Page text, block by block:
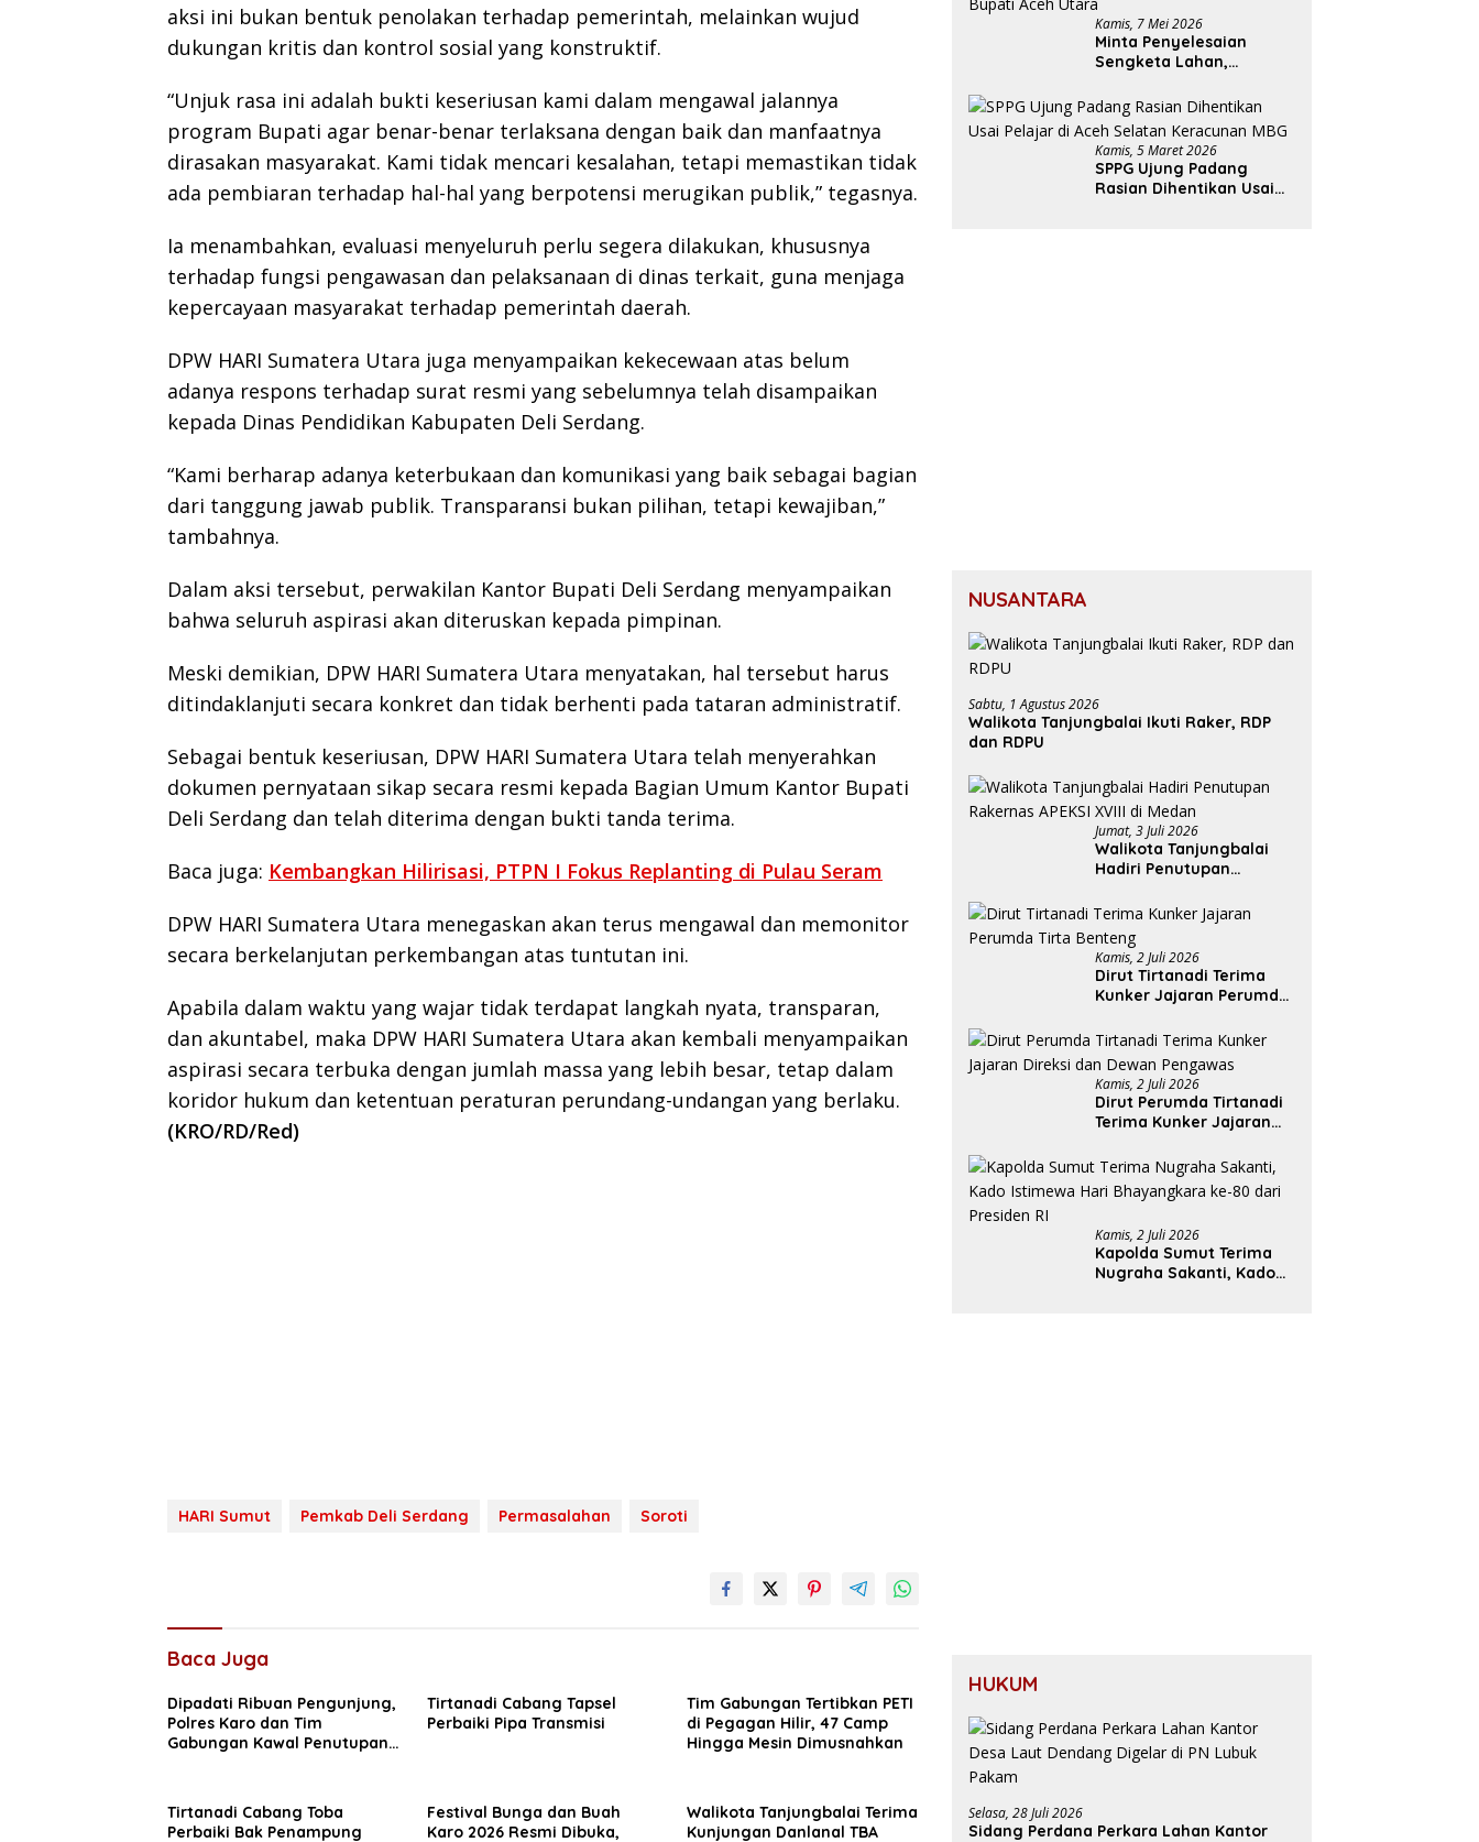
aksi ini bukan bentuk penolakan terhadap pemerintah, melainkan wujud
dukungan kritis dan kontrol sosial yang konstruktif.
“Unjuk rasa ini adalah bukti keseriusan kami dalam mengawal jalannya
program Bupati agar benar-benar terlaksana dengan baik dan manfaatnya
dirasakan masyarakat. Kami tidak mencari kesalahan, tetapi memastikan tidak
ada pembiaran terhadap hal-hal yang berpotensi merugikan publik,” tegasnya.
Ia menambahkan, evaluasi menyeluruh perlu segera dilakukan, khususnya
terhadap fungsi pengawasan dan pelaksanaan di dinas terkait, guna menjaga
kepercayaan masyarakat terhadap pemerintah daerah.
DPW HARI Sumatera Utara juga menyampaikan kekecewaan atas belum
adanya respons terhadap surat resmi yang sebelumnya telah disampaikan
kepada Dinas Pendidikan Kabupaten Deli Serdang.
“Kami berharap adanya keterbukaan dan komunikasi yang baik sebagai bagian
dari tanggung jawab publik. Transparansi bukan pilihan, tetapi kewajiban,”
tambahnya.
Dalam aksi tersebut, perwakilan Kantor Bupati Deli Serdang menyampaikan
bahwa seluruh aspirasi akan diteruskan kepada pimpinan.
Meski demikian, DPW HARI Sumatera Utara menyatakan, hal tersebut harus
ditindaklanjuti secara konkret dan tidak berhenti pada tataran administratif.
Sebagai bentuk keseriusan, DPW HARI Sumatera Utara telah menyerahkan
dokumen pernyataan sikap secara resmi kepada Bagian Umum Kantor Bupati
Deli Serdang dan telah diterima dengan bukti tanda terima.
Baca juga: Kembangkan Hilirisasi, PTPN I Fokus Replanting di Pulau Seram
DPW HARI Sumatera Utara menegaskan akan terus mengawal dan memonitor
secara berkelanjutan perkembangan atas tuntutan ini.
Apabila dalam waktu yang wajar tidak terdapat langkah nyata, transparan,
dan akuntabel, maka DPW HARI Sumatera Utara akan kembali menyampaikan
aspirasi secara terbuka dengan jumlah massa yang lebih besar, tetap dalam
koridor hukum dan ketentuan peraturan perundang-undangan yang berlaku.
(KRO/RD/Red)
HARI Sumut Pemkab Deli Serdang Permasalahan Soroti
Baca Juga
Dipadati Ribuan Pengunjung,
Polres Karo dan Tim
Gabungan Kawal Penutupan
Tirtanadi Cabang Tapsel
Perbaiki Pipa Transmisi
Tim Gabungan Tertibkan PETI
di Pegagan Hilir, 47 Camp
Hingga Mesin Dimusnahkan
Tirtanadi Cabang Toba
Perbaiki Bak Penampung
Festival Bunga dan Buah
Karo 2026 Resmi Dibuka,
Walikota Tanjungbalai Terima
Kunjungan Danlanal TBA
Kamis, 7 Mei 2026
Minta Penyelesaian
Sengketa Lahan,
Geruduk Kantor Bupati
Aceh Utara
Kamis, 5 Maret 2026
SPPG Ujung Padang
Rasian Dihentikan Usai
NUSANTARA
Sabtu, 1 Agustus 2026
Walikota Tanjungbalai Ikuti Raker, RDP
dan RDPU
Jumat, 3 Juli 2026
Walikota Tanjungbalai
Hadiri Penutupan
Medan
Kamis, 2 Juli 2026
Dirut Tirtanadi Terima
Kunker Jajaran Perumda
Kamis, 2 Juli 2026
Dirut Perumda Tirtanadi
Terima Kunker Jajaran
Pengawas
Kamis, 2 Juli 2026
Kapolda Sumut Terima
Nugraha Sakanti, Kado
HUKUM
Selasa, 28 Juli 2026
Sidang Perdana Perkara Lahan Kantor